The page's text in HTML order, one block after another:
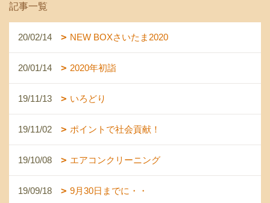
記事一覧
20/02/14 NEW BOXさいたま2020
20/01/14 2020年初詣
19/11/13 いろどり
19/11/02 ポイントで社会貢献！
19/10/08 エアコンクリーニング
19/09/18 9月30日までに・・